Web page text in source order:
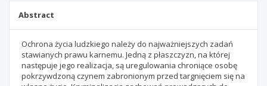
Abstract
Ochrona życia ludzkiego należy do najważniejszych zadań
stawianych prawu karnemu. Jedną z płaszczyzn, na której
następuje jego realizacja, są uregulowania chroniące osobę
pokrzywdzoną czynem zabronionym przed targnięciem się na